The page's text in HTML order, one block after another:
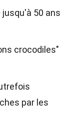
50 ans
crocodiles"
par les